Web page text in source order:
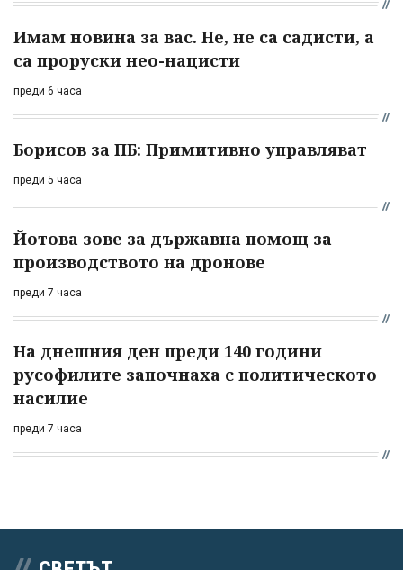
Имам новина за вас. Не, не са садисти, а
са проруски нео-нацисти
преди 6 часа
Борисов за ПБ: Примитивно управляват
преди 5 часа
Йотова зове за държавна помощ за
производството на дронове
преди 7 часа
На днешния ден преди 140 години
русофилите започнаха с политическото
насилие
преди 7 часа